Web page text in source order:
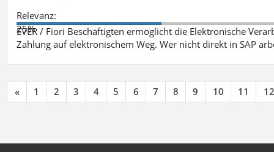
Relevanz:
25%
EVER / Fiori Beschäftigten ermöglicht die Elektronische
Zahlung auf elektronischem Weg. Wer nicht direkt in SAP
« 1 2 3 4 5 6 7 8 9 10 11 12